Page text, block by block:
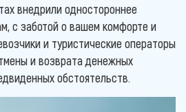
внедрили одностороннее
с заботой о вашем комфорте и
и туристические операторы
и возврата денежных
обстоятельств.